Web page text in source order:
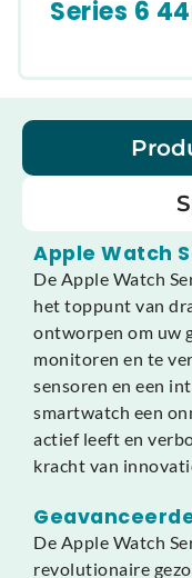
Series 6
Apple Watch
De Apple Watch
het toppunt van
ontworpen om uw
monitoren en te
sensoren en een
smartwatch een
actief leeft en
kracht van
De Apple Watch
revolutionaire